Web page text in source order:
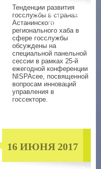
конференции
NISPAcee
Тенденции развития
госслужбы в странах
Астанинского
регионального хаба в
сфере госслужбы
обсуждены на
специальной панельной
сессии в рамках 25-й
ежегодной конференции
NISPAcee, посвященной
вопросам инноваций
управления в
госсекторе.
16 ИЮНЯ 2017